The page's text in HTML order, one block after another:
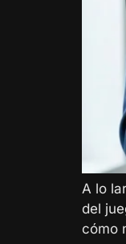
A lo
del
cómo